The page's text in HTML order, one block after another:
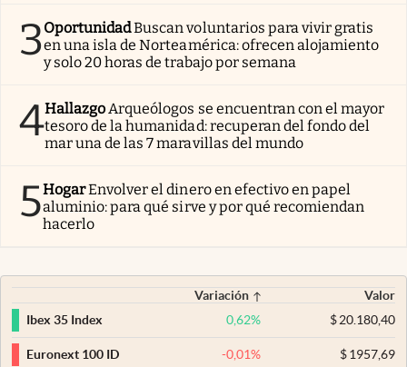
3OportunidadBuscan voluntarios para vivir gratis
en una isla de Norteamérica: ofrecen alojamiento
y solo 20 horas de trabajo por semana
4Hallazgo Arqueólogos se encuentran con el mayor
tesoro de la humanidad: recuperan del fondo del
mar una de las 7 maravillas del mundo
5HogarEnvolver el dinero en efectivo en papel
aluminio: para qué sirve y por qué recomiendan
hacerlo
Variación
Valor
Ibex 35 Index
0,62% $20.180,40
Euronext 100 ID -0,01% $1957,69